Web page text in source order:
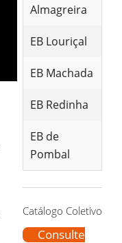
Almagreira
EB Louriçal
EB Machada
EB Redinha
EB de
Pombal
Catálogo Coletivo
Consulte